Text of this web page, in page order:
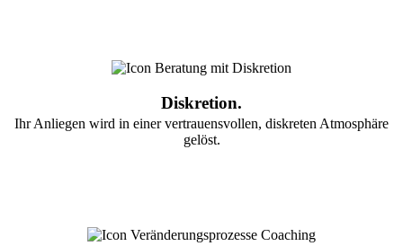
Diskretion.
Ihr Anliegen wird in einer vertrauensvollen, diskreten Atmosphäre
gelöst.